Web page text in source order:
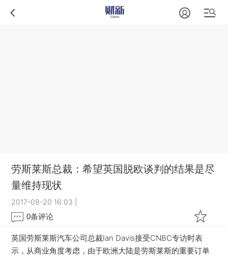
劳斯莱斯总裁：希望英国脱欧谈判的结果是尽
量维持现状
2017-09-20 16:03
0条评论
英国劳斯莱斯汽车公司总裁Ian Davis接受CNBC专访时表
示，从商业角度考虑，由于欧洲大陆是劳斯莱斯的重要订单